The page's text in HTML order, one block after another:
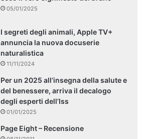
05/01/2025
I segreti degli animali, Apple TV+
annuncia la nuova docuserie
naturalistica
11/11/2024
Per un 2025 all’insegna della salute e
del benessere, arriva il decalogo
degli esperti dell’Iss
01/01/2025
Page Eight – Recensione